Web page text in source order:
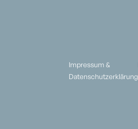
Impressum &
Datenschutzerklärung